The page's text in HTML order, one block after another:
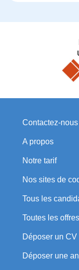
Contactez-nous
A propos
Notre tarif
Nos sites de
Tous les
Toutes les
Déposer un CV
Déposer une